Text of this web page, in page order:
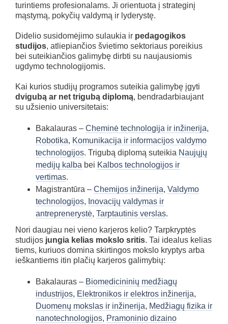
turintiems profesionalams. Ji orientuota į strateginį
mąstymą, pokyčių valdymą ir lyderystę.
Didelio susidomėjimo sulaukia ir pedagogikos
studijos, atliepiančios švietimo sektoriaus poreikius
bei suteikiančios galimybę dirbti su naujausiomis
ugdymo technologijomis.
Kai kurios studijų programos suteikia galimybę įgyti
dvigubą ar net trigubą diplomą, bendradarbiaujant
su užsienio universitetais:
Bakalauras – Cheminė technologija ir inžinerija,
Robotika, Komunikacija ir informacijos valdymo
technologijos. Trigubą diplomą suteikia Naujųjų
medijų kalba bei Kalbos technologijos ir
vertimas.
Magistrantūra – Chemijos inžinerija, Valdymo
technologijos, Inovacijų valdymas ir
antreprenerystė, Tarptautinis verslas.
Nori daugiau nei vieno karjeros kelio? Tarpkryptės
studijos jungia kelias mokslo sritis. Tai idealus kelias
tiems, kuriuos domina skirtingos mokslo kryptys arba
ieškantiems itin plačių karjeros galimybių:
Bakalauras – Biomedicininių medžiagų
industrijos, Elektronikos ir elektros inžinerija,
Duomenų mokslas ir inžinerija, Medžiagų fizika ir
nanotechnologijos, Pramoninio dizaino